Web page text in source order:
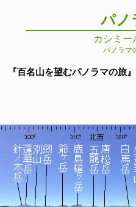
パノ
カシミー
パノラマ
『百名山を望むパノラマの旅